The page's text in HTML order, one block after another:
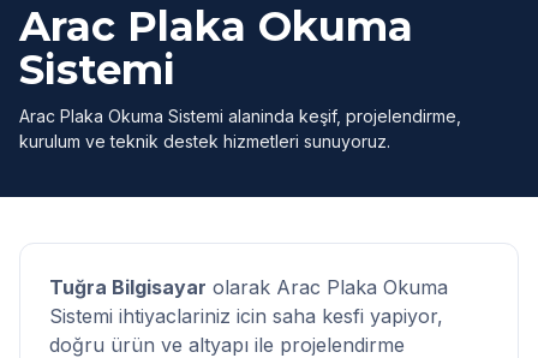
Arac Plaka Okuma
Sistemi
Arac Plaka Okuma Sistemi alaninda keşif, projelendirme,
kurulum ve teknik destek hizmetleri sunuyoruz.
Tuğra Bilgisayar olarak Arac Plaka Okuma
Sistemi ihtiyaclariniz icin saha kesfi yapiyor,
doğru ürün ve altyapı ile projelendirme